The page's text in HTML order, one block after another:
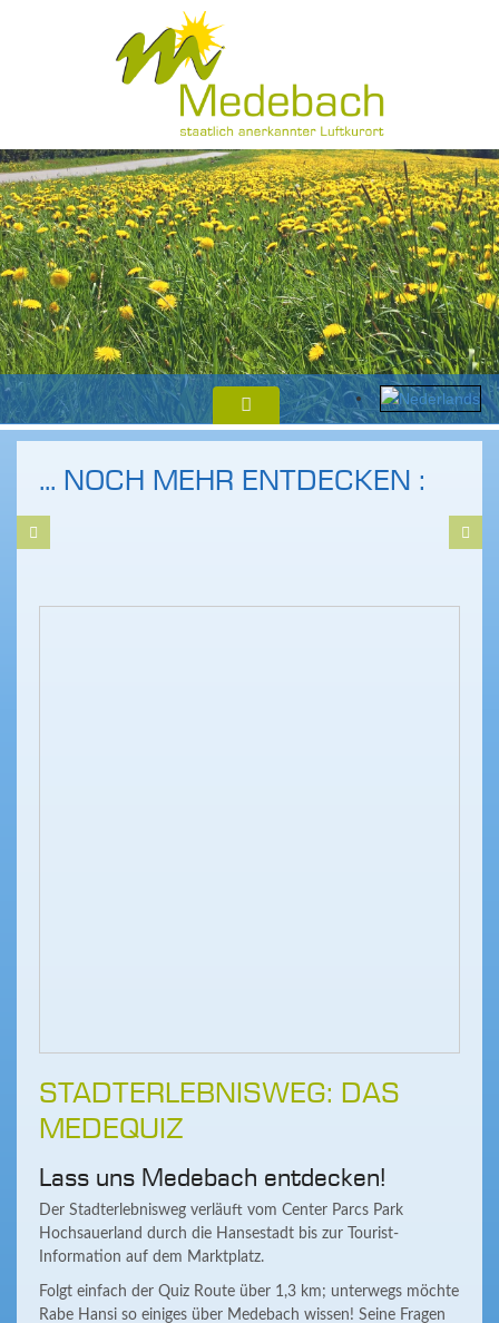
... NOCH MEHR ENTDECKEN :
STADTERLEBNISWEG: DAS
MEDEQUIZ
Lass uns Medebach entdecken!
Der Stadterlebnisweg verläuft vom Center Parcs Park
Hochsauerland durch die Hansestadt bis zur Tourist-
Information auf dem Marktplatz.
Folgt einfach der Quiz Route über 1,3 km; unterwegs möchte
Rabe Hansi so einiges über Medebach wissen! Seine Fragen